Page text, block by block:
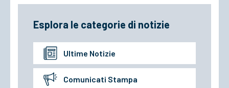
Esplora le categorie di notizie
Ultime Notizie
Comunicati Stampa